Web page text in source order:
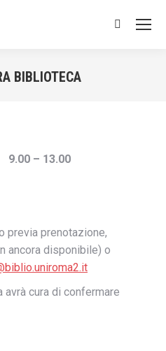
Cerca:
BIBLIOTECA
9.00 – 13.00
previa prenotazione,
ancora disponibile) o
cura di confermare